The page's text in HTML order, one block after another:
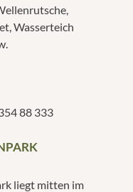
Wasserteich
88 333
liegt mitten im